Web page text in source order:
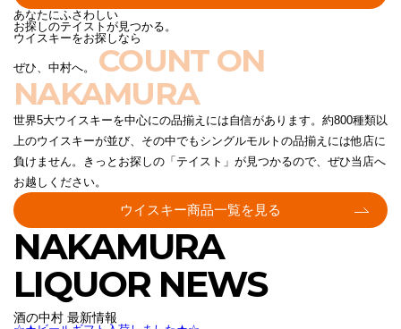
あなたにふさわしい
お探しのテイストが見つかる。
ウイスキーをお探しなら
ぜひ、中村へ。 COUNT ON
NAKAMURA
世界5大ウイスキーを中心にの品揃えには自信があります。約800種類以
上のウイスキーが並び、その中でもシングルモルトの品揃えには他店に
負けません。きっとお探しの「テイスト」が見つかるので、ぜひ当店へ
お越しください。
ウイスキー商品一覧を見る
NAKAMURA
LIQUOR NEWS
酒の中村 最新情報